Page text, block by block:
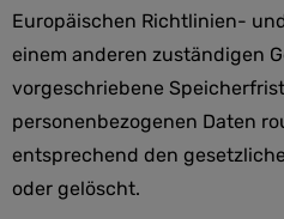
Europäischen Richtlinien-
einem anderen zuständigen
vorgeschriebene
personenbezogenen Daten
entsprechend den
oder gelöscht.